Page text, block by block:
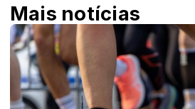
Mais notícias